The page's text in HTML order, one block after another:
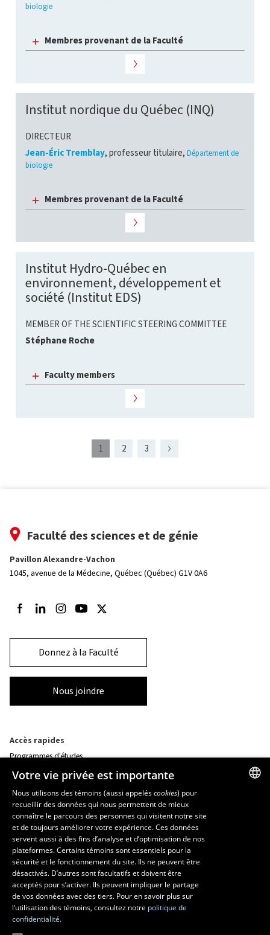
biologie
Membres provenant de la Faculté
Institut nordique du Québec (INQ)
DIRECTEUR
Jean-Éric Tremblay, professeur titulaire, Département de
biologie
Membres provenant de la Faculté
Institut Hydro-Québec en
environnement, développement et
société (Institut EDS)
MEMBER OF THE SCIENTIFIC STEERING COMMITTEE
Stéphane Roche
Faculty members
Page
1présentement
Page
2 Page
3
Page
Faculté des sciences et de génie
Pavillon Alexandre-Vachon
1045, avenue de la Médecine, Québec (Québec) G1V 0A6
Suivez-nous sur Facebook
Suivez-nous sur LinkedIn
Suivez-nous sur Instagram
Suivez-nous sur Youtube
Suivez-nous sur Twitter
Donnez à la Faculté
Nous joindre
Accès rapides
Programmes d'études
Nos départements et école
Foire aux questions
Ressources
monPortail
MESURES D'URGENCE
Composer le418 656-5555
Votre vie privée est importante
Nous utilisons des témoins (aussi appeléscookies) pour
recueillir des données qui nous permettent de mieux
connaître le parcours des personnes qui visitent notre site
et de toujours améliorer votre expérience. Ces données
servent aussi à des fins d’analyse et d’optimisation de nos
plateformes. Certains témoins sont essentiels pour la
sécurité et le fonctionnement du site. Ils ne peuvent être
désactivés. D’autres sont facultatifs et doivent être
acceptés pour s’activer. Ils peuvent impliquer le partage
de vos données avec des tiers. Pour en savoir plus sur
l’utilisation des témoins, consultez notre politique de
confidentialité.